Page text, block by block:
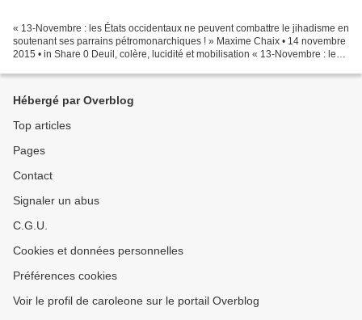
« 13-Novembre : les États occidentaux ne peuvent combattre le jihadisme en
soutenant ses parrains pétromonarchiques ! » Maxime Chaix • 14 novembre
2015 • in Share 0 Deuil, colère, lucidité et mobilisation « 13-Novembre : les
Hébergé par Overblog
Top articles
Pages
Contact
Signaler un abus
C.G.U.
Cookies et données personnelles
Préférences cookies
Voir le profil de caroleone sur le portail Overblog